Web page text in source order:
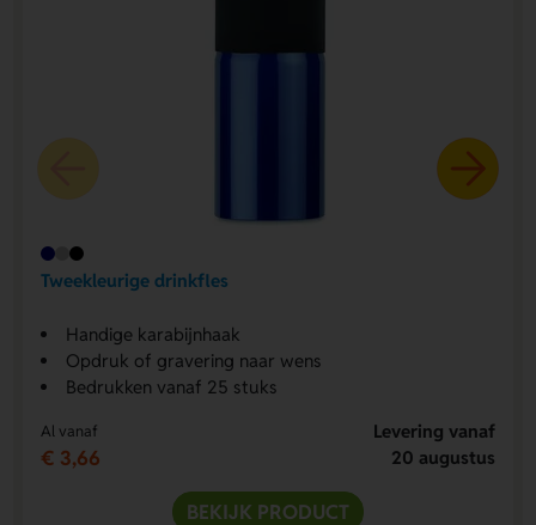
Tweekleurige drinkfles
Handige karabijnhaak
Opdruk of gravering naar wens
Bedrukken vanaf 25 stuks
Al vanaf
€ 3,66
Levering vanaf
20 augustus
BEKIJK PRODUCT